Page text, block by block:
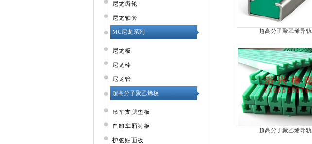
超高分子聚乙烯导轨
超高分子聚乙烯导轨
尼龙齿轮
尼龙轴套
MC尼龙系列
尼龙板
尼龙棒
尼龙管
超高分子聚乙烯板
吊车支腿垫板
自卸车厢衬板
护弦贴面板